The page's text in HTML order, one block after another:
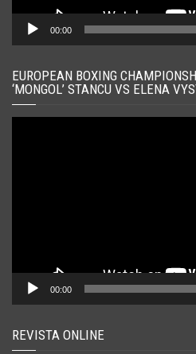
00:00
EUROPEAN BOXING
‘MONGOL’ STANCU VS ELENA
00:00
REVISTA ONLINE